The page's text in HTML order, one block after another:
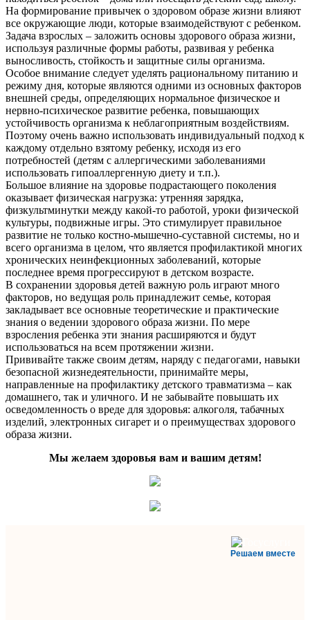
На формирование привычек о здоровом образе жизни влияют
все окружающие люди, которые взаимодействуют с ребенком.
Задача взрослых – заложить основы здорового образа жизни,
используя различные формы работы, развивая у ребенка
выносливость, стойкость и защитные силы организма.
Особое внимание следует уделять рациональному питанию и
режиму дня, которые являются одними из основных факторов
внешней среды, определяющих нормальное физическое и
нервно-психическое развитие ребенка, повышающих
устойчивость организма к неблагоприятным воздействиям.
Поэтому очень важно использовать индивидуальный подход к
каждому отдельно взятому ребенку, исходя из его
потребностей (детям с аллергическими заболеваниями
использовать гипоаллергенную диету и т.п.).
Большое влияние на здоровье подрастающего поколения
оказывает физическая нагрузка: утренняя зарядка,
физкультминутки между какой-то работой, уроки физической
культуры, подвижные игры. Это стимулирует правильное
развитие не только костно-мышечно-суставной системы, но и
всего организма в целом, что является профилактикой многих
хронических неинфекционных заболеваний, которые
последнее время прогрессируют в детском возрасте.
В сохранении здоровья детей важную роль играют много
факторов, но ведущая роль принадлежит семье, которая
закладывает все основные теоретические и практические
знания о ведении здорового образа жизни. По мере
взросления ребенка эти знания расширяются и будут
использоваться на всем протяжении жизни.
Прививайте также своим детям, наряду с педагогами, навыки
безопасной жизнедеятельности, принимайте меры,
направленные на профилактику детского травматизма – как
домашнего, так и уличного. И не забывайте повышать их
осведомленность о вреде для здоровья: алкоголя, табачных
изделий, электронных сигарет и о преимуществах здорового
образа жизни.
Мы желаем здоровья вам и вашим детям!
Решаем вместе